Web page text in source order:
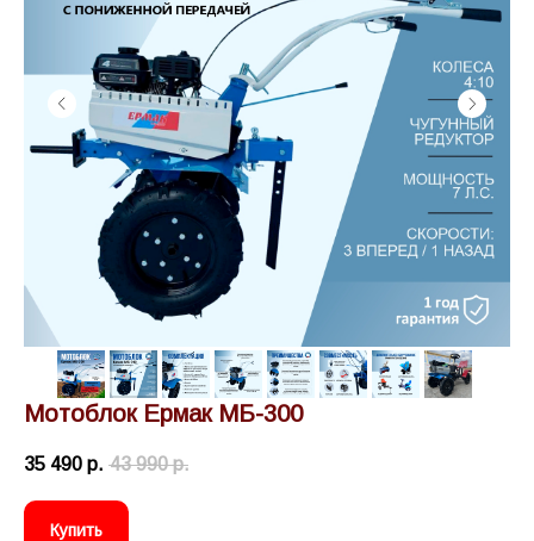
Мотоблок Ермак МБ-300
35 490 р. 43 990 р.
Купить